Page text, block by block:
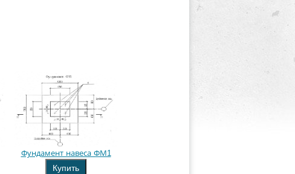
Фундамент навеса ФМ1
Купить